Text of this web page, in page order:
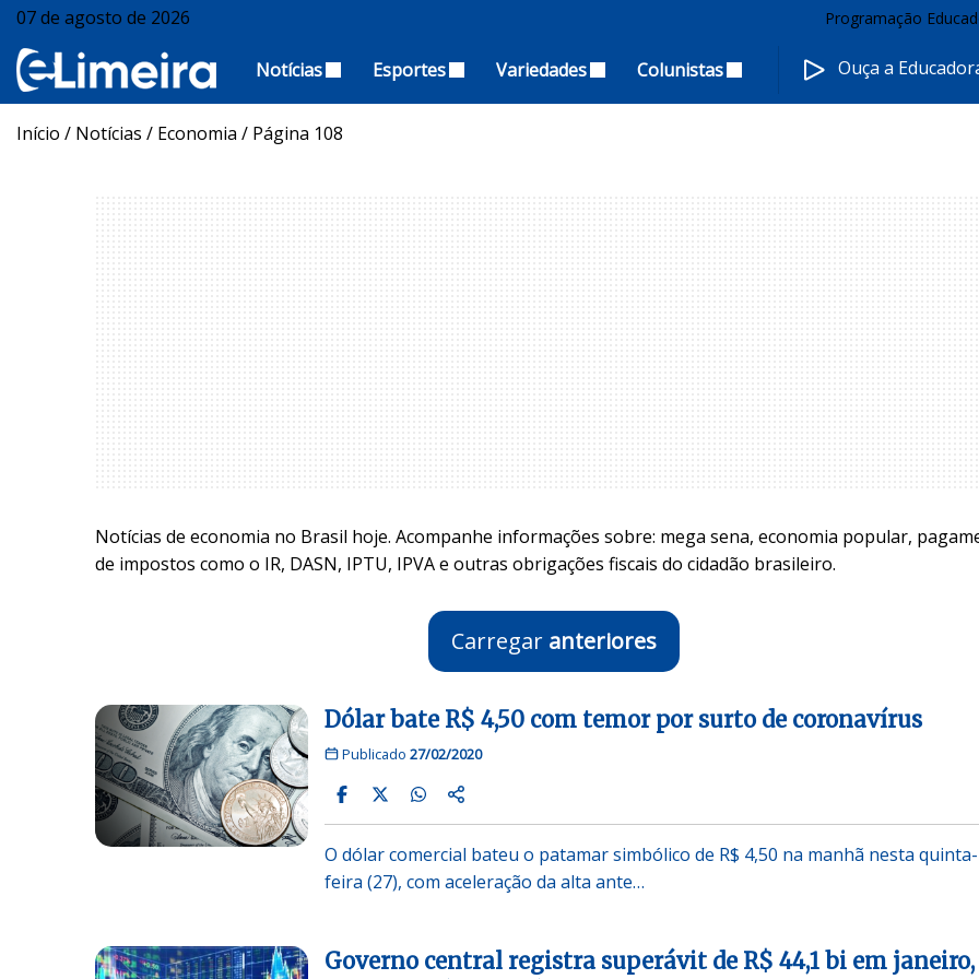
07 de agosto de 2026 Programação
Notícias Esportes Variedades Colunistas Ouça a
Início / Notícias / Economia / Página 108
Notícias de economia no Brasil hoje. Acompanhe informações sobre: mega sena, economia popular,
de impostos como o IR, DASN, IPTU, IPVA e outras obrigações fiscais do cidadão brasileiro.
Carregar anteriores
Dólar bate R$ 4,50 com temor por surto de coronavírus
Publicado 27/02/2020
O dólar comercial bateu o patamar simbólico de R$ 4,50 na manhã nesta quinta-
feira (27), com aceleração da alta ante…
Governo central registra superávit de R$ 44,1 bi em janeiro,